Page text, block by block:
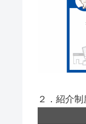
２．紹介